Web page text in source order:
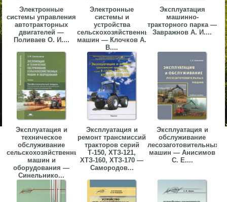
Электронные
системы управления
автотракторных
двигателей —
Поливаев О. И....
Электронные
системы и
устройства
сельскохозяйственных
машин — Клочков А.
В....
Эксплуатация
машинно-
тракторного парка —
Завражнов А. И....
Эксплуатация и
техническое
обслуживание
сельскохозяйственных
машин и
оборудования —
Синельнико...
Эксплуатация и
ремонт трансмиссий
тракторов серий
Т-150, ХТЗ-121,
ХТЗ-160, ХТЗ-170 —
Самородов...
Эксплуатация и
обслуживание
лесозаготовительных
машин — Анисимов
С. Е....